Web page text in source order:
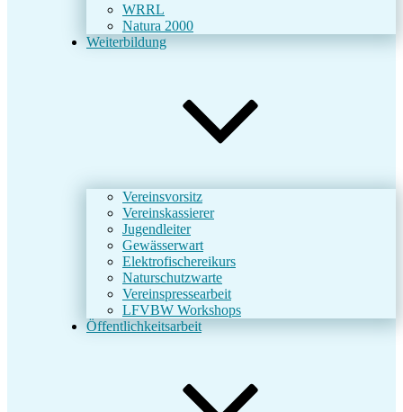
WRRL
Natura 2000
Weiterbildung
Vereinsvorsitz
Vereinskassierer
Jugendleiter
Gewässerwart
Elektrofischereikurs
Naturschutzwarte
Vereinspressearbeit
LFVBW Workshops
Öffentlichkeitsarbeit